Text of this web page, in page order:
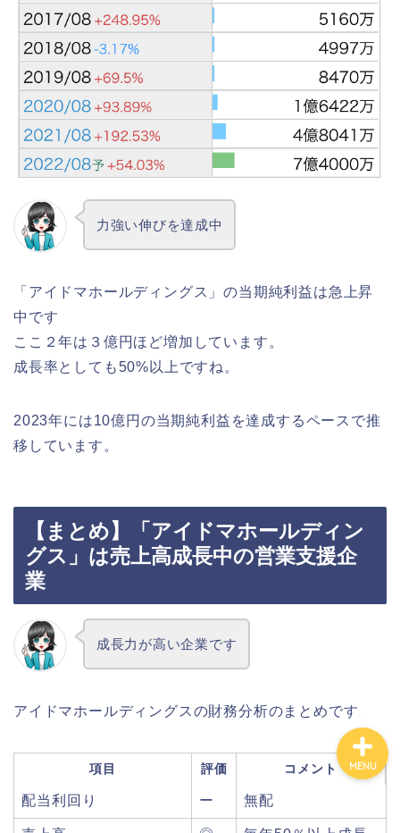
力強い伸びを達成中
「アイドマホールディングス」の当期純利益は急上昇
中です
ここ２年は３億円ほど増加しています。
成長率としても50%以上ですね。
2023年には10億円の当期純利益を達成するペースで推
移しています。
【まとめ】「アイドマホールディン
グス」は売上高成長中の営業支援企
業
成長力が高い企業です
アイドマホールディングスの財務分析のまとめです。
項目 評価 コメント
配当利回り ー 無配
MENU
株式投資・金融知識
ビジネス・仕事